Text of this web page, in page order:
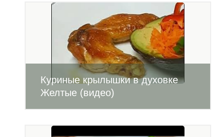
Куриные крылышки в духовке
Желтые (видео)